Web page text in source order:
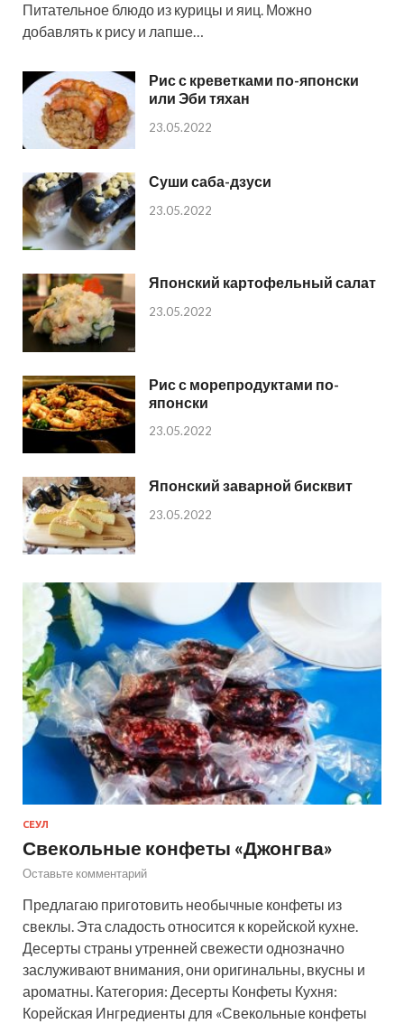
Питательное блюдо из курицы и яиц. Можно
добавлять к рису и лапше…
Рис с креветками по-японски
или Эби тяхан
23.05.2022
Суши саба-дзуси
23.05.2022
Японский картофельный салат
23.05.2022
Рис с морепродуктами по-
японски
23.05.2022
Японский заварной бисквит
23.05.2022
СЕУЛ
Свекольные конфеты «Джонгва»
Оставьте комментарий
Предлагаю приготовить необычные конфеты из
свеклы. Эта сладость относится к корейской кухне.
Десерты страны утренней свежести однозначно
заслуживают внимания, они оригинальны, вкусны и
ароматны. Категория: Десерты Конфеты Кухня:
Корейская Ингредиенты для «Свекольные конфеты